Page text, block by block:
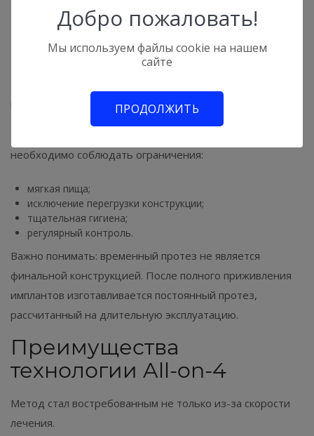
Что происходит после
операции
и начала остеоинтеграции.
необходимо соблюдать ограничения:
мягкая пища;
исключение перегрузки конструкции;
тщательная гигиена;
регулярный контроль.
Важно понимать: временный протез не является
финальной конструкцией. После полного приживления
имплантов изготавливается постоянный протез,
рассчитанный на длительную эксплуатацию.
Преимущества
технологии All-on-4
Метод стал востребованным не только из-за скорости
лечения.
Добро пожаловать!
Мы используем файлы cookie на нашем
сайте
ПРОДОЛЖИТЬ